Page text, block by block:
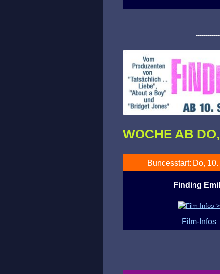
WOCHE AB
Bundesstart: Do,
Finding
Film-Infos